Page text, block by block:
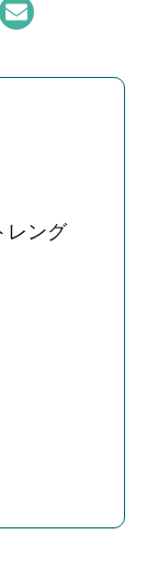
レング